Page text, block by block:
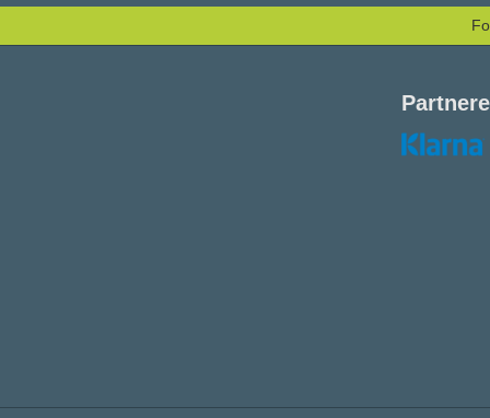
Partnere